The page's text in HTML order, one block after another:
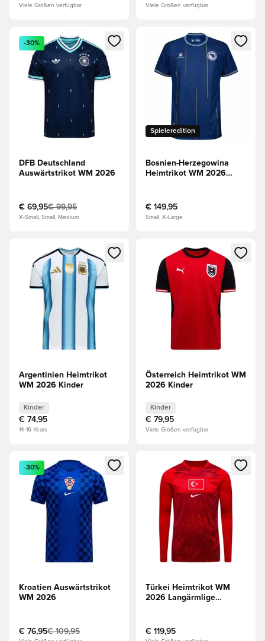
Viele Größen verfügbar Viele Größen verfügbar
Öffnet ein Fenster zum Anmelden oder Registrieren als
-30%
DFB Deutschland
Auswärtstrikot WM 2026
€ 69,95€ 99,95
X-Small, Small, Medium
Öffnet ein Fenster zum
Spieleredition
Bosnien-Herzegowina
Heimtrikot WM 2026
€ 149,95
Small, X-Large
Öffnet ein Fenster zum Anmelden oder Registrieren als
Argentinien Heimtrikot
WM 2026 Kinder
Kinder
€ 74,95
14-16 Years
Öffnet ein Fenster zum
Österreich Heimtrikot WM
2026 Kinder
Kinder
€ 79,95
Viele Größen verfügbar
Öffnet ein Fenster zum Anmelden oder Registrieren als
-30%
Kroatien Auswärtstrikot
WM 2026
€ 76,95€ 109,95
Öffnet ein Fenster zum
Türkei Heimtrikot WM
2026 Langärmlige
€ 119,95